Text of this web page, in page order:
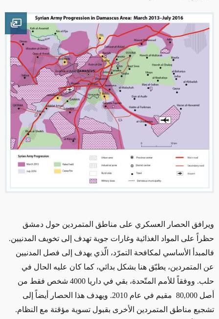
ويرافق الحصار العسكري على مناطق المتمردين حول دمشق
حظراً على المواد الغذائية وغارات جوية تهدف إلى تخويف المدنيين.
فالمبدأ الأساسي لمكافحة التمرّد، الّذي يهدف إلى فصل المدنيين
عن المتمردين، يطبّق هنا بشكل بدائي، كما كان عليه الحال في
حلب. ووفقاً للأمم المتّحدة، بقي في داريا 4000 شخص فقط من
أصل 80,000
مقيم في عام 2010. ويهدف هذا الحصار أيضاً إلى
تشجيع مناطق المتمردين الأخرى بقبول تسوية مؤقتة مع النظام.